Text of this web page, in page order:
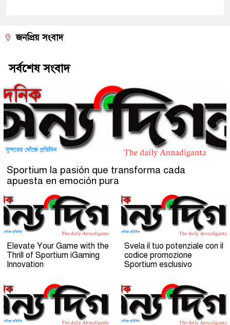
জনপ্রিয় সংবাদ
সর্বশেষ সংবাদ
Sportium la pasión que transforma cada
apuesta en emoción pura
Elevate Your Game with the
Thrill of Sportium iGaming
Innovation
Svela il tuo potenziale con il
codice promozione
Sportium esclusivo